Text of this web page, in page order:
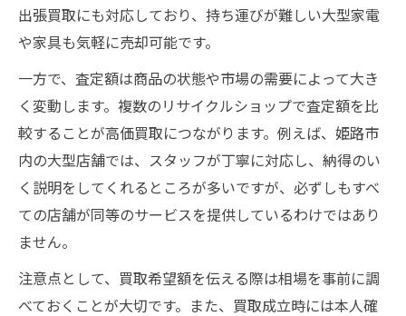
出張買取にも対応しており、持ち運びが難しい大型家電
や家具も気軽に売却可能です。
一方で、査定額は商品の状態や市場の需要によって大き
く変動します。複数のリサイクルショップで査定額を比
較することが高価買取につながります。例えば、姫路市
内の大型店舗では、スタッフが丁寧に対応し、納得のい
く説明をしてくれるところが多いですが、必ずしもすべ
ての店舗が同等のサービスを提供しているわけではあり
ません。
注意点として、買取希望額を伝える際は相場を事前に調
べておくことが大切です。また、買取成立時には本人確